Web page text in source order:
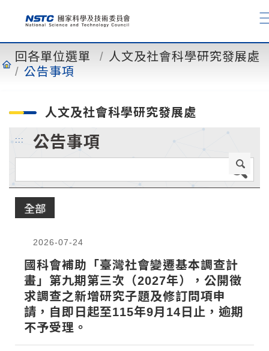
容 回各單位選單
人文及社會科學研究發展處
公告事項
人文及社會科學研究發展處
::: 公告事項
全部
2026-07-24
國科會補助「臺灣社會變遷基本調查計
畫」第九期第三次（2027年），公開徵
求調查之新增研究子題及修訂問項申
請，自即日起至115年9月14日止，逾期
不予受理。